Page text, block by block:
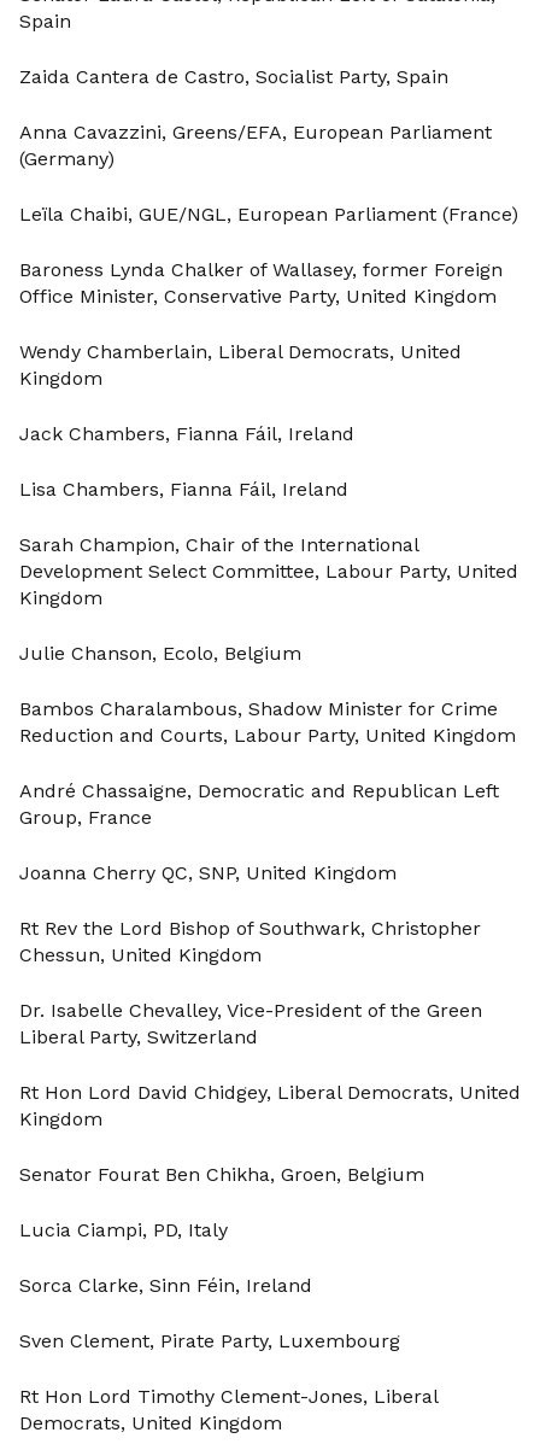
Spain
Zaida Cantera de Castro, Socialist Party, Spain
Anna Cavazzini, Greens/EFA, European Parliament
(Germany)
Leïla Chaibi, GUE/NGL, European Parliament (France)
Baroness Lynda Chalker of Wallasey, former Foreign
Office Minister, Conservative Party, United Kingdom
Wendy Chamberlain, Liberal Democrats, United
Kingdom
Jack Chambers, Fianna Fáil, Ireland
Lisa Chambers, Fianna Fáil, Ireland
Sarah Champion, Chair of the International
Development Select Committee, Labour Party, United
Kingdom
Julie Chanson, Ecolo, Belgium
Bambos Charalambous, Shadow Minister for Crime
Reduction and Courts, Labour Party, United Kingdom
André Chassaigne, Democratic and Republican Left
Group, France
Joanna Cherry QC, SNP, United Kingdom
Rt Rev the Lord Bishop of Southwark, Christopher
Chessun, United Kingdom
Dr. Isabelle Chevalley, Vice-President of the Green
Liberal Party, Switzerland
Rt Hon Lord David Chidgey, Liberal Democrats, United
Kingdom
Senator Fourat Ben Chikha, Groen, Belgium
Lucia Ciampi, PD, Italy
Sorca Clarke, Sinn Féin, Ireland
Sven Clement, Pirate Party, Luxembourg
Rt Hon Lord Timothy Clement-Jones, Liberal
Democrats, United Kingdom